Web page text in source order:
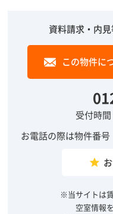
資料請求・内
この物件に
受付時
お電話の際は物件番号
grade
※当サイトは
空室情報